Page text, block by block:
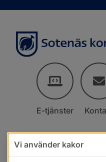
E-tjänster
Vi använder kakor